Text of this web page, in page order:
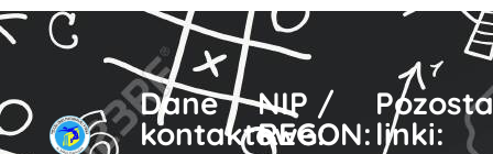
Dane
kontaktowe:
NIP /
REGON: linki: